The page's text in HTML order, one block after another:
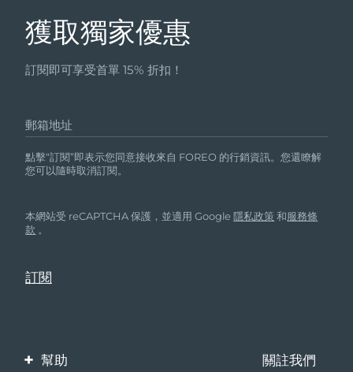
獲取獨家優惠
訂閱即可享受首單 15% 折扣！
郵箱地址
點擊“訂閱”即表示您同意接收來自 FOREO 的行銷資訊。您還瞭解
您可以隨時取消訂閱。
本網站受 reCAPTCHA 保護，並適用 Google隱私政策 和服務條
款 。
幫助 關註我們